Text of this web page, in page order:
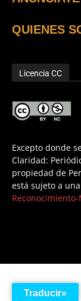
QUIENES
Licencia CC
Excepto donde
Claridad:
propiedad de
está sujeto a
Traducir»